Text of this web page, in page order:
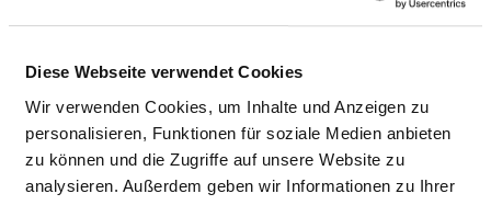
Diese Webseite verwendet Cookies
Wir verwenden Cookies, um Inhalte und Anzeigen zu
personalisieren, Funktionen für soziale Medien anbieten
zu können und die Zugriffe auf unsere Website zu
analysieren. Außerdem geben wir Informationen zu Ihrer
Friedrich-Ebert-Straße 5
24837 Schleswig
Tel.:
04621-830
Mail:
ed.tiehdnuseg-soileh@lsofni